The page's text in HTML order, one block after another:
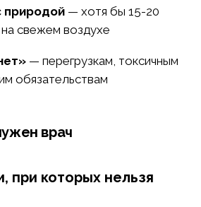
природой — хотя бы 15-20
свежем воздухе
— перегрузкам, токсичным
обязательствам
врач
при которых нельзя